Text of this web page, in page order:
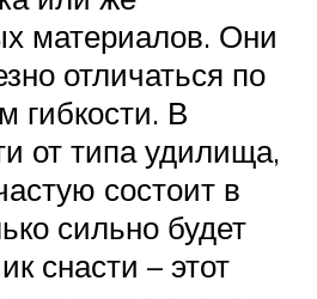
материалов. Они
отличаться по
гибкости. В
от типа удилища,
состоит в
сильно будет
снасти – этот